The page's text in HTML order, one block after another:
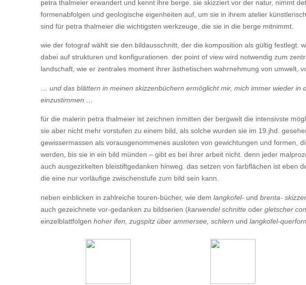
petra thalmeier erwandert und kennt ihre berge. sie skizziert vor der natur, nimmt
formenabfolgen und geologische eigenheiten auf, um sie in ihrem atelier
sind für petra thalmeier die wichtigsten werkzeuge, die sie in die berge mitnimmt.
wie der fotograf wählt sie den bildausschnitt, der die komposition als gültig festlegt.
dabei auf strukturen und konfigurationen. der point of view wird notwendig zum
landschaft, wie er zentrales moment ihrer ästhetischen wahrnehmung von umwelt,
… und das blättern in meinen skizzenbüchern ermöglicht mir, mich immer wieder in
einzustimmen …
für die malerin petra thalmeier ist zeichnen inmitten der bergwelt die intensivste
sie aber nicht mehr vorstufen zu einem bild, als solche wurden sie im 19.jhd.
gewissermassen als vorausgenommenes ausloten von gewichtungen und formen,
werden, bis sie in ein bild münden – gibt es bei ihrer arbeit nicht. denn jeder
auch ausgezirkelten bleistiftgedanken hinweg. das setzen von farbflächen ist eben
die eine nur vorläufige zwischenstufe zum bild sein kann.
neben einblicken in zahlreiche touren-bücher, wie dem langkofel- und brenta-
auch gezeichnete vor-gedanken zu bildserien (karwendel schnitte oder gletscher
einzelblattfolgen hoher ifen, zugspitz über ammersee, schlern und langkofel-